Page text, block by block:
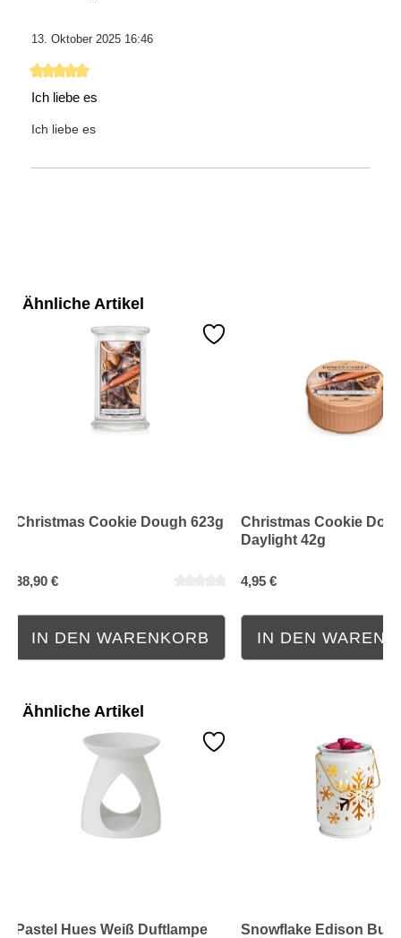
13. Oktober 2025 16:46
Bewertung mit 5 von 5 Sternen
Ich liebe es
Ich liebe es
Ähnliche Artikel
Christmas Cookie Dough 623g
38,90 €
IN DEN WARENKORB
Christmas Cookie
Daylight 42g
4,95 €
IN DEN
Ähnliche Artikel
Pastel Hues Weiß Duftlampe
Snowflake Edison Bulb